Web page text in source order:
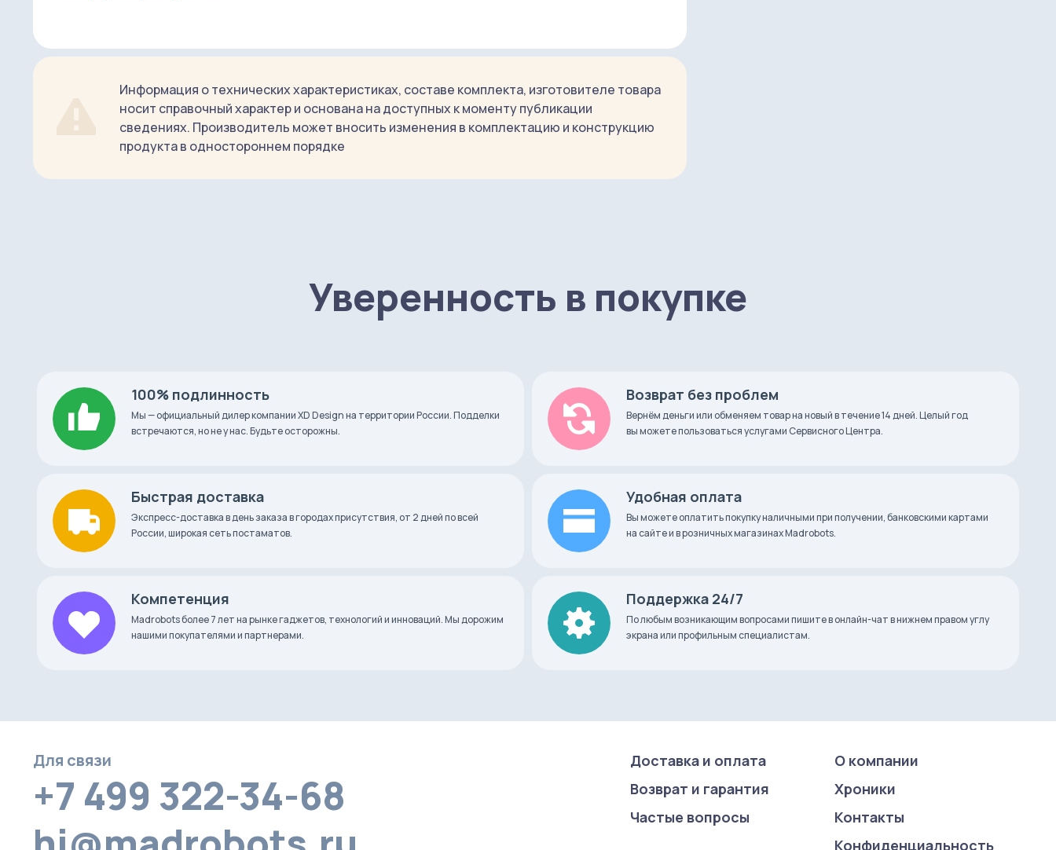
60° (портрет), 60° (ландшафт), 60° (float-режим)
Страна-производитель Китай
Информация о технических характеристиках, составе комплекта, изготовителе товара
носит справочный характер и основана на доступных к моменту публикации
сведениях. Производитель может вносить изменения в комплектацию и конструкцию
продукта в одностороннем порядке
Уверенность в покупке
100% подлинность
Мы — официальный дилер компании XD Design на территории России. Подделки
встречаются, но не у нас. Будьте осторожны.
Возврат без проблем
Вернём деньги или обменяем товар на новый в течение 14 дней. Целый год
вы можете пользоваться услугами Сервисного Центра.
Быстрая доставка
Экспресс-доставка в день заказа в городах присутствия, от 2 дней по всей
России, широкая сеть постаматов.
Удобная оплата
Вы можете оплатить покупку наличными при получении, банковскими картами
на сайте и в розничных магазинах Madrobots.
Компетенция
Madrobots более 7 лет на рынке гаджетов, технологий и инноваций. Мы дорожим
нашими покупателями и партнерами.
Поддержка 24/7
По любым возникающим вопросами пишите в онлайн-чат в нижнем правом углу
экрана или профильным специалистам.
Для связи
+7 499 322-34-68
Доставка и оплата
Возврат и гарантия
Частые вопросы
О компании
Хроники
Контакты
Конфиденциаль­ность